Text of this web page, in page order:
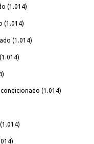
(1.014)
(1.014)
(1.014)
(1.014)
(1.014)
(1.014)